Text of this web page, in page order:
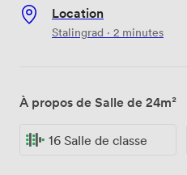
Location
Stalingrad · 2 minutes
À propos de Salle de 24m²
16 Salle de classe